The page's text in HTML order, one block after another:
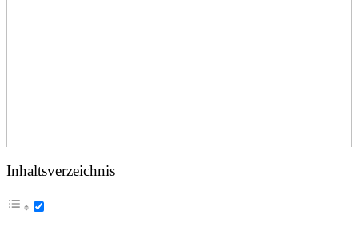
Inhaltsverzeichnis